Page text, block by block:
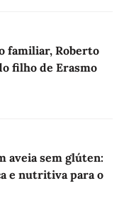
familiar, Roberto
filho de Erasmo
aveia sem glúten:
e nutritiva para o